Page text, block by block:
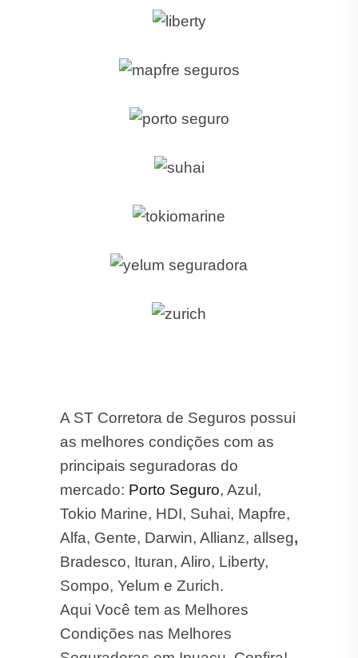
A ST Corretora de Seguros possui
as melhores condições com as
principais seguradoras do
mercado: Porto Seguro, Azul,
Tokio Marine, HDI, Suhai, Mapfre,
Alfa, Gente, Darwin, Allianz, allseg,
Bradesco, Ituran, Aliro, Liberty,
Sompo, Yelum e Zurich.
Aqui Você tem as Melhores
Condições nas Melhores